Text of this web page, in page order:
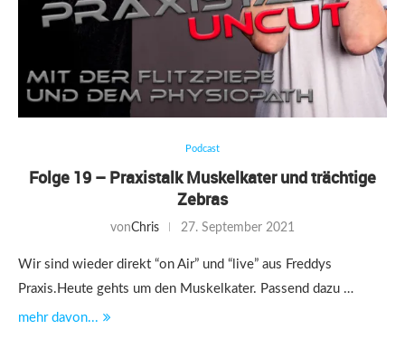
Podcast
Folge 19 – Praxistalk Muskelkater und trächtige
Zebras
vonChris 27. September 2021
Wir sind wieder direkt “on Air” und “live” aus Freddys
Praxis.Heute gehts um den Muskelkater. Passend dazu …
mehr davon...